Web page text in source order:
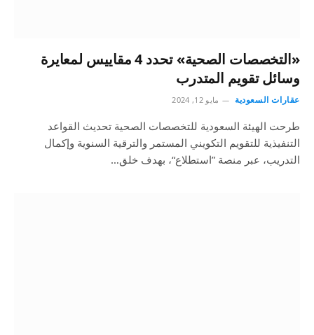
«التخصصات الصحية» تحدد 4 مقاييس لمعايرة
وسائل تقويم المتدرب
عقارات السعودية مايو 12, 2024
طرحت الهيئة السعودية للتخصصات الصحية تحديث القواعد
التنفيذية للتقويم التكويني المستمر والترقية السنوية وإكمال
التدريب، عبر منصة ”استطلاع“، بهدف خلق…